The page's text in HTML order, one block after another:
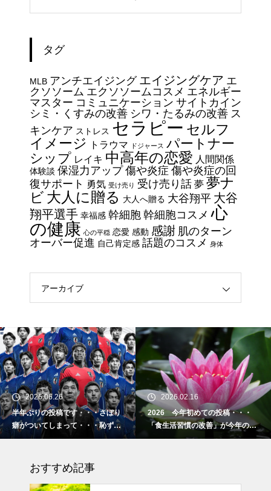
に疲れたときの対処法５選
｜ 心がラクになる考え方
エイジングケアで最近気になっ
ているスキンケア製品・・・幹
細胞コスメ vs エクソソーム
コスメ②
エイジングケアで最近気になっ
ているスキンケア製品・・・幹
細胞コスメ vs エクソソーム
コスメ ①
エイジングケアで最近気になっ
ているスキンケア製品・・・幹
細胞コスメ ③
土用の丑の日・・・余計なこと
を言ってすみませんでした。大
人気なかったですね・・・
半年ぶりの投稿です・・・さぼ
タグ
MLB アンチエイジング エイジングケア エ
クソソーム エクソソームコスメ エネルギー
マスター コミュニケーション サイトカイン
シミ・くすみの改善 シワ・たるみの改善 ス
キンケア ストレス セラピー セルフ
イメージ
トラウマ ドジャース パートナー
シップ レイキ 中高年の恋愛 人間関係
体験談 保湿力アップ傷や炎症 傷や炎症の回
復サポート 勇気 受け売り 受け売り話 夢 夢ナ
ビ 大人に贈る 大人へ贈る 大谷翔平 大谷
翔平選手 幸福感 幹細胞幹細胞コスメ 心
の健康 心の平穏 恋愛 感動 感謝 肌のターン
オーバー促進 自己肯定感 話題のコスメ 身体
アーカイブ
2026.06.26
半年ぶりの投稿です・・・さぼり
癖がついてしまって・・・恥ずか
しぃ～ (〃ﾉωﾉ)
2026.02.16
2026 今年初めての投稿・・・
「食生活習慣の改善」が今年のテ
ーマです。
おすすめ記事